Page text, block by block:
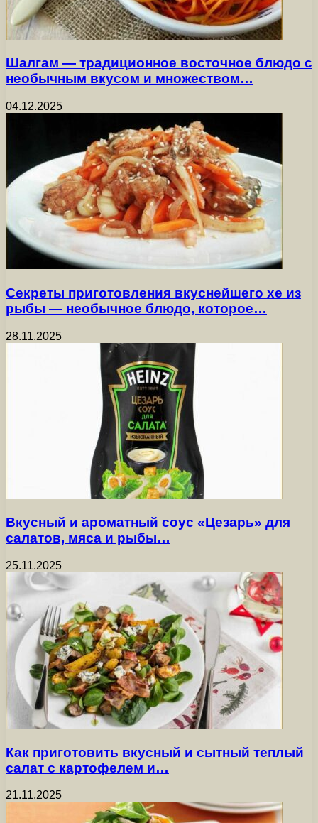
Шалгам — традиционное восточное блюдо с
необычным вкусом и множеством…
04.12.2025
Секреты приготовления вкуснейшего хе из
рыбы — необычное блюдо, которое…
28.11.2025
Вкусный и ароматный соус «Цезарь» для
салатов, мяса и рыбы…
25.11.2025
Как приготовить вкусный и сытный теплый
салат с картофелем и…
21.11.2025